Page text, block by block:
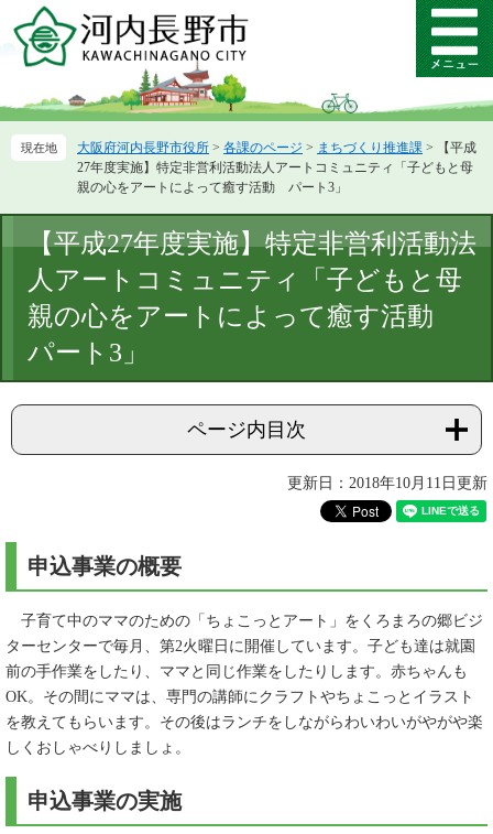
ー
先
ニ
を
本
文
メ
ニ
ー
大阪府河内長野市役所 > 各課のページ > まちづくり推進課 >
【平成
27年度実施】特定非営利活動法人アートコミュニティ「子どもと母
親の心をアートによって癒す活動 パート3」
文
【平成27年度実施】特定非営利活動法
人アートコミュニティ「子どもと母
親の心をアートによって癒す活動
パート3」
ページ内目次
更新日：2018年10月11日更新
申込事業の概要
子育て中のママのための「ちょこっとアート」をくろまろの郷ビジ
ターセンターで毎月、第2火曜日に開催しています。子ども達は就園
前の手作業をしたり、ママと同じ作業をしたりします。赤ちゃんも
OK。その間にママは、専門の講師にクラフトやちょこっとイラスト
を教えてもらいます。その後はランチをしながらわいわいがやがや楽
しくおしゃべりしましょ。
申込事業の実施